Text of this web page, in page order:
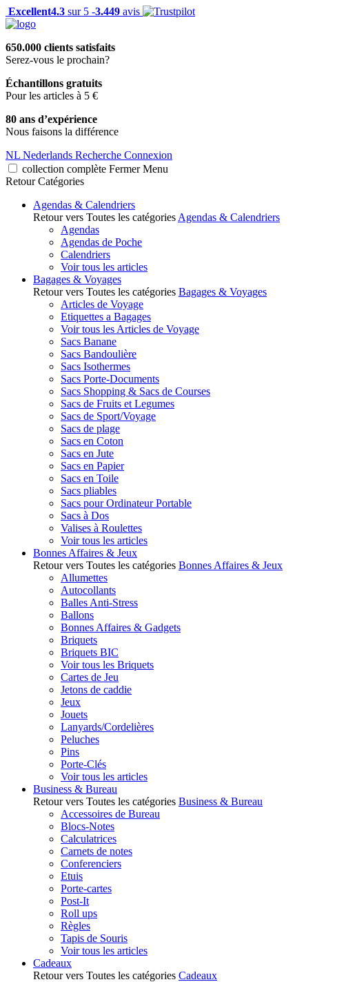
Excellent4.3 sur 5 -3.449 avis
650.000 clients satisfaits
Serez-vous le prochain?
Échantillons gratuits
Pour les articles à 5 €
80 ans d’expérience
Nous faisons la différence
NL Nederlands Recherche Connexion
collection complète Fermer Menu
Retour Catégories
Agendas & Calendriers
Retour vers Toutes les catégories Agendas & Calendriers
Agendas
Agendas de Poche
Calendriers
Voir tous les articles
Bagages & Voyages
Retour vers Toutes les catégories Bagages & Voyages
Articles de Voyage
Etiquettes a Bagages
Voir tous les Articles de Voyage
Sacs Banane
Sacs Bandoulière
Sacs Isothermes
Sacs Porte-Documents
Sacs Shopping & Sacs de Courses
Sacs de Fruits et Legumes
Sacs de Sport/Voyage
Sacs de plage
Sacs en Coton
Sacs en Jute
Sacs en Papier
Sacs en Toile
Sacs pliables
Sacs pour Ordinateur Portable
Sacs à Dos
Valises à Roulettes
Voir tous les articles
Bonnes Affaires & Jeux
Retour vers Toutes les catégories Bonnes Affaires & Jeux
Allumettes
Autocollants
Balles Anti-Stress
Ballons
Bonnes Affaires & Gadgets
Briquets
Briquets BIC
Voir tous les Briquets
Cartes de Jeu
Jetons de caddie
Jeux
Jouets
Lanyards/Cordelières
Peluches
Pins
Porte-Clés
Voir tous les articles
Business & Bureau
Retour vers Toutes les catégories Business & Bureau
Accessoires de Bureau
Blocs-Notes
Calculatrices
Carnets de notes
Conferenciers
Etuis
Porte-cartes
Post-It
Roll ups
Règles
Tapis de Souris
Voir tous les articles
Cadeaux
Retour vers Toutes les catégories Cadeaux